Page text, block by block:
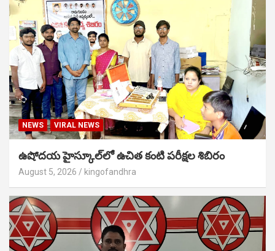
NEWS VIRAL NEWS
ఉషోదయ హైస్కూల్‌లో ఉచిత కంటి పరీక్షల శిబిరం
August 5, 2026 kingofandhra